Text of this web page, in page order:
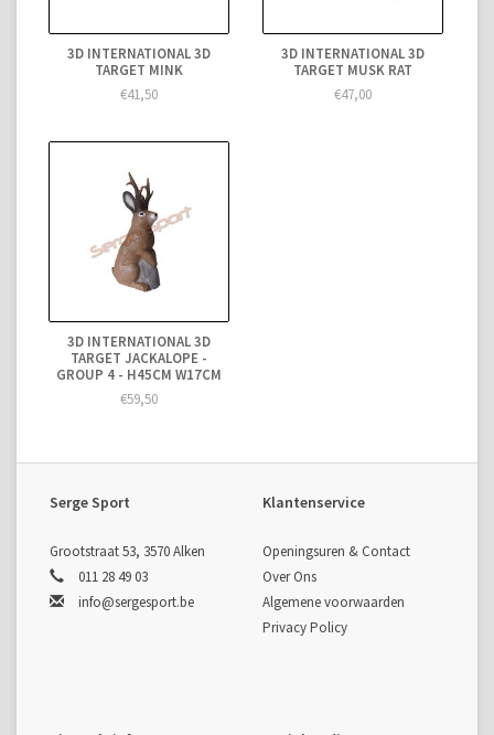
3D INTERNATIONAL 3D
TARGET MINK
€41,50
3D INTERNATIONAL 3D
TARGET MUSK RAT
€47,00
3D INTERNATIONAL 3D
TARGET JACKALOPE -
GROUP 4 - H45CM W17CM
€59,50
Serge Sport
Grootstraat 53, 3570 Alken
011 28 49 03
info@sergesport.be
Klantenservice
Openingsuren & Contact
Over Ons
Algemene voorwaarden
Privacy Policy